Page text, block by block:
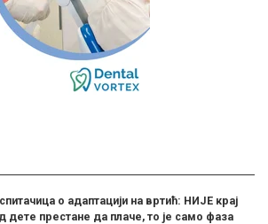
о адаптацији на вртић: НИЈЕ крај
дете престане да плаче, то је само фаза